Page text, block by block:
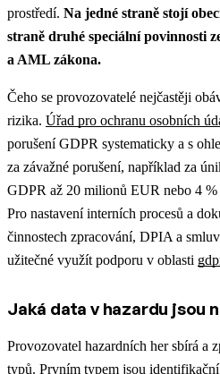
prostředí. Na jedné straně stojí
straně druhé speciální povinnosti
a AML zákona.
Čeho se provozovatelé nejčastěji
rizika. Úřad pro ochranu osobních
porušení GDPR systematicky a s
za závažné porušení, například za
GDPR až 20 milionů EUR nebo 4
Pro nastavení interních procesů a
činnostech zpracování, DPIA a
užitečné využít podporu v oblasti
Jaká data v hazardu jsou
Provozovatel hazardních her sbírá a
typů. Prvním typem jsou